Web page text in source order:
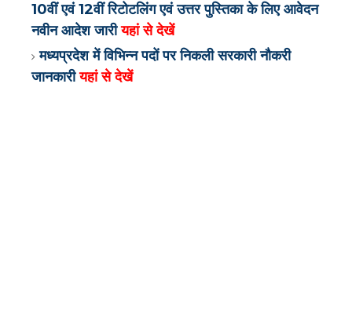
10वीं एवं 12वीं रिटोटलिंग एवं उत्तर पुस्तिका के लिए आवेदन
नवीन आदेश जारीयहां से देखें
मध्यप्रदेश में विभिन्न पदों पर निकली सरकारी नौकरी
जानकारीयहां से देखें